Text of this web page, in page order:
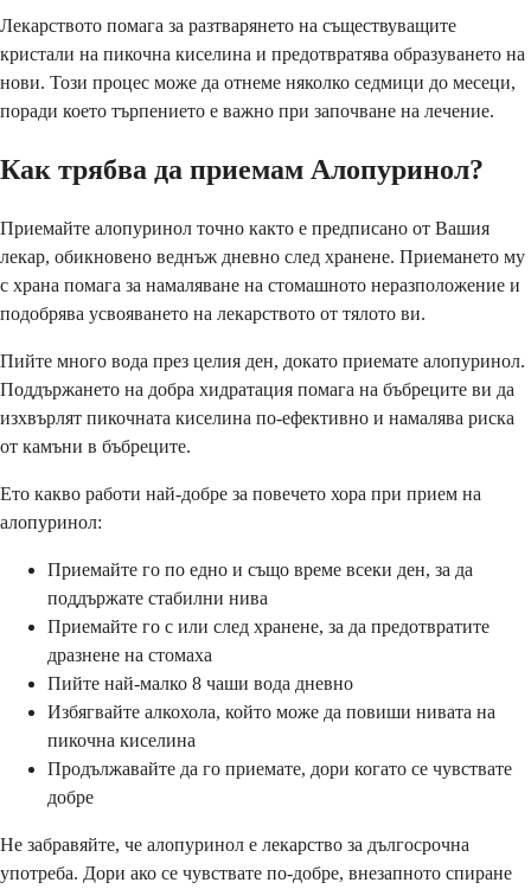
Лекарството помага за разтварянето на съществуващите
кристали на пикочна киселина и предотвратява образуването на
нови. Този процес може да отнеме няколко седмици до месеци,
поради което търпението е важно при започване на лечение.
Как трябва да приемам Алопуринол?
Приемайте алопуринол точно както е предписано от Вашия
лекар, обикновено веднъж дневно след хранене. Приемането му
с храна помага за намаляване на стомашното неразположение и
подобрява усвояването на лекарството от тялото ви.
Пийте много вода през целия ден, докато приемате алопуринол.
Поддържането на добра хидратация помага на бъбреците ви да
изхвърлят пикочната киселина по-ефективно и намалява риска
от камъни в бъбреците.
Ето какво работи най-добре за повечето хора при прием на
алопуринол:
Приемайте го по едно и също време всеки ден, за да
поддържате стабилни нива
Приемайте го с или след хранене, за да предотвратите
дразнене на стомаха
Пийте най-малко 8 чаши вода дневно
Избягвайте алкохола, който може да повиши нивата на
пикочна киселина
Продължавайте да го приемате, дори когато се чувствате
добре
Не забравяйте, че алопуринол е лекарство за дългосрочна
употреба. Дори ако се чувствате по-добре, внезапното спиране